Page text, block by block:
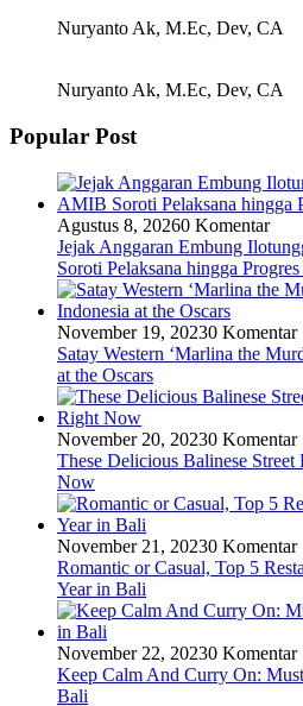
Nuryanto Ak, M.Ec, Dev, CA
Nuryanto Ak, M.Ec, Dev, CA
Popular Post
Agustus 8, 20260 Komentar
Jejak Anggaran Embung
Soroti Pelaksana hingga
November 19, 20230 Komentar
Satay Western ‘Marlina the
at the Oscars
November 20, 20230 Komentar
These Delicious Balinese
Now
November 21, 20230 Komentar
Romantic or Casual, Top 5
Year in Bali
November 22, 20230 Komentar
Keep Calm And Curry On:
Bali